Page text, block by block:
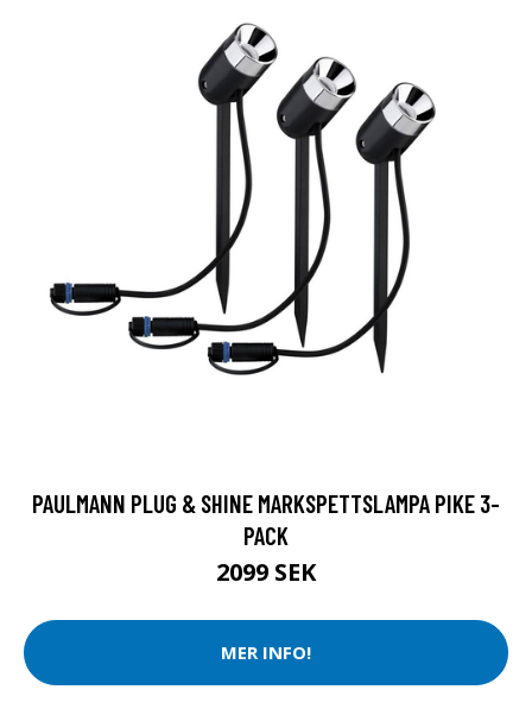
PAULMANN PLUG & SHINE MARKSPETTSLAMPA PIKE 3-
PACK
2099 SEK
MER INFO!